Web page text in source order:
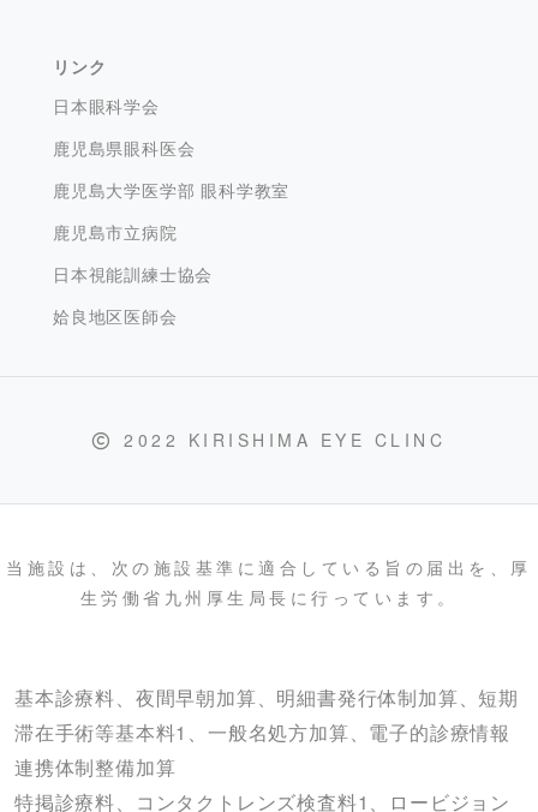
リンク
日本眼科学会
鹿児島県眼科医会
鹿児島大学医学部 眼科学教室
鹿児島市立病院
日本視能訓練士協会
姶良地区医師会
2022 KIRISHIMA EYE CLINC
当施設は、次の施設基準に適合している旨の届出を、厚
生労働省九州厚生局長に行っています。
基本診療料、夜間早朝加算、明細書発行体制加算、短期
滞在手術等基本料1、一般名処方加算、電子的診療情報
連携体制整備加算
特掲診療料、コンタクトレンズ検査料1、ロービジョン